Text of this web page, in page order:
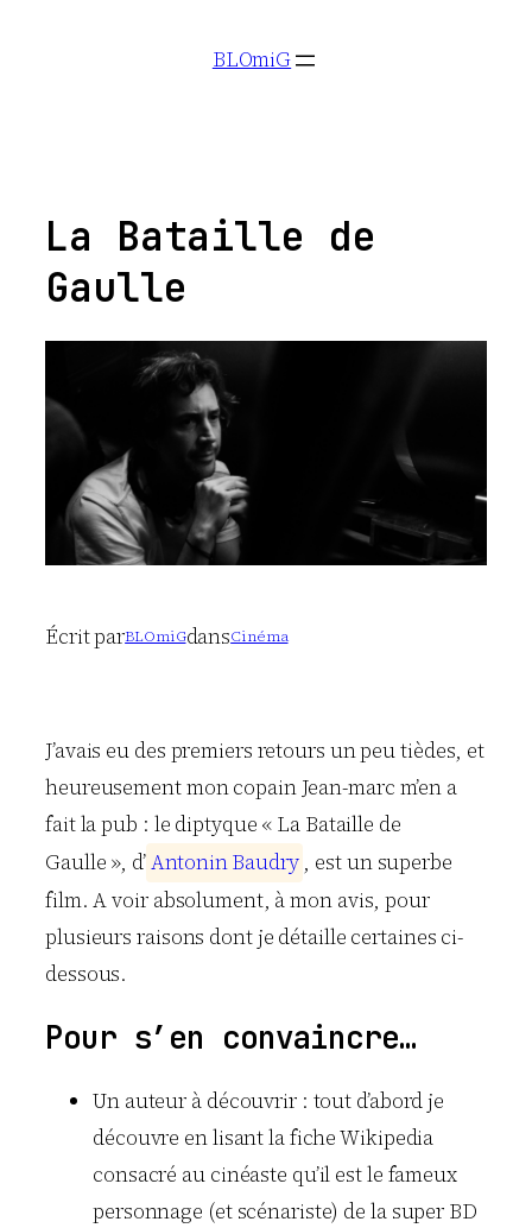
BLOmiG
La Bataille de
Gaulle
Écrit parBLOmiGdansCinéma
J’avais eu des premiers retours un peu tièdes, et
heureusement mon copain Jean-marc m’en a
fait la pub : le diptyque « La Bataille de
Gaulle », d’AntoninBaudry , est un superbe
film. A voir absolument, à mon avis, pour
plusieurs raisons dont je détaille certaines ci-
dessous.
Pour s’en convaincre…
Un auteur à découvrir : tout d’abord je
découvre en lisant la fiche Wikipedia
consacré au cinéaste qu’il est le fameux
personnage (et scénariste) de la super BD